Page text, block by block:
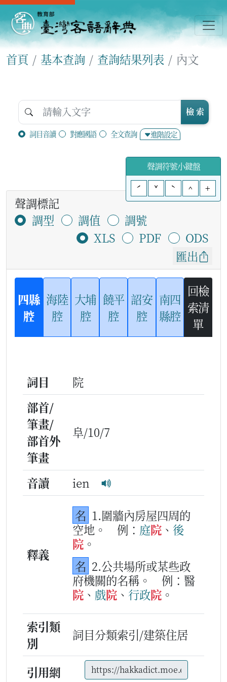
首頁 基本查詢 查詢結果列表 內文
詞目音讀 對應國語 全文查詢 進階設定
檢 索
聲調符號小鍵盤
ˊ
ˇ ˋ ^ +
聲調標記
調型
調值
調號
XLS
PDF
ODS
匯出
四縣
腔
海陸
腔
大埔
腔
饒平
腔
詔安
腔
南四
縣腔
回檢
索清
單
詞目
院
部首/
筆畫/
部首外
筆畫
阜/10/7
音讀 ien
釋義
名 1.圍牆內房屋四周的
空地。
例： 庭院 、 後
院 。
名 2.公共場所或某些政
府機關的名稱。
例：醫
院 、 戲院 、 行政院 。
索引類
別
詞目分類索引/建築住居
引用網